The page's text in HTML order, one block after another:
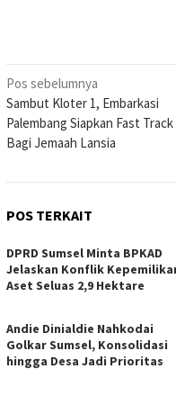
Navigasi
pos
Pos sebelumnya
Sambut Kloter 1, Embarkasi
Palembang Siapkan Fast Track
Bagi Jemaah Lansia
POS TERKAIT
DPRD Sumsel Minta BPKAD
Jelaskan Konflik
Aset Seluas 2,9 Hektare
Andie Dinialdie Nahkodai
Golkar Sumsel, Konsolidasi
hingga Desa Jadi Prioritas